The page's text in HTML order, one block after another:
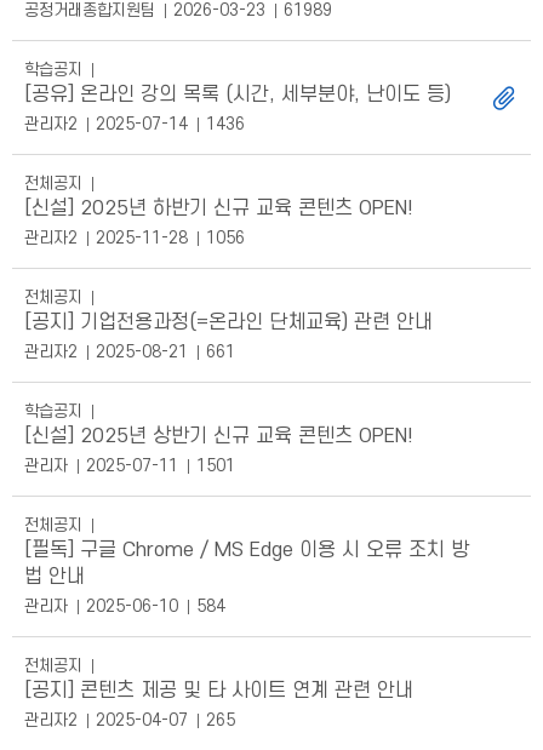
공정거래종합지원팀 2026-03-23 61989
학습공지
[공유] 온라인 강의 목록 (시간, 세부분야, 난이도 등)
관리자2 2025-07-14 1436
전체공지
[신설] 2025년 하반기 신규 교육 콘텐츠 OPEN!
관리자2 2025-11-28 1056
전체공지
[공지] 기업전용과정(=온라인 단체교육) 관련 안내
관리자2 2025-08-21 661
학습공지
[신설] 2025년 상반기 신규 교육 콘텐츠 OPEN!
관리자 2025-07-11 1501
전체공지
[필독] 구글 Chrome / MS Edge 이용 시 오류 조치 방
법 안내
관리자 2025-06-10 584
전체공지
[공지] 콘텐츠 제공 및 타 사이트 연계 관련 안내
관리자2 2025-04-07 265